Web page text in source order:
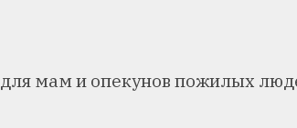
мам и опекунов пожилых